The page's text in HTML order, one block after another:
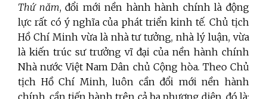
Thứ năm, đổi mới nền hành hành chính là động
lực rất có ý nghĩa của phát triển kinh tế. Chủ tịch
Hồ Chí Minh vừalà nhà tư tưởng, nhà lý luận, vừa
là kiến trúc sư trưởng vĩ đại của nền hành chính
Nhà nước Việt Nam Dân chủ Cộng hòa. Theo Chủ
tịch Hồ Chí Minh, luôn cần đổi mới nền hành
chính, cần tiến hành trên cả ba phương diện, đó là: